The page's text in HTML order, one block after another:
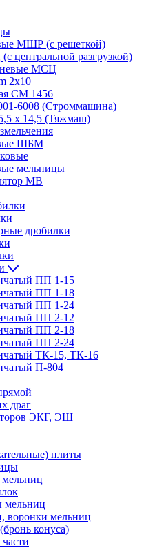
МШР (с решеткой)
разгрузкой)
МСЦ
2х10
СМ 1456
6008 (Строммашина)
х 14,5 (Тяжмаш)
ШБМ
мельницы
МВ
дробилки
ПП 1-15
ПП 1-18
ПП 1-24
ПП 2-12
ПП 2-18
ПП 2-24
ТК-15, ТК-16
П-804
драг
ЭКГ, ЭШ
плиты
мельниц
воронки мельниц
конуса)